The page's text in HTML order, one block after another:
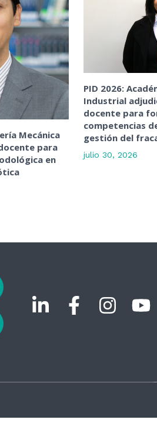
Mecánica
para
en
PID 2026:
Industrial
docente para
competencias
gestión del
julio 30, 2026